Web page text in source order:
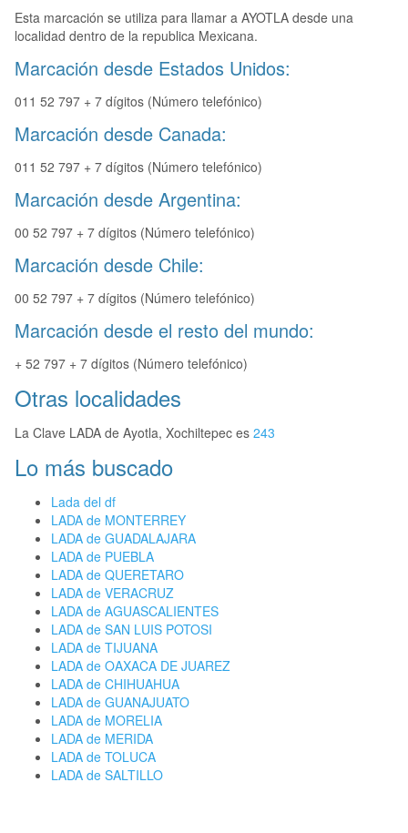
Esta marcación se utiliza para llamar a AYOTLA desde una
localidad dentro de la republica Mexicana.
Marcación desde Estados Unidos:
011 52 797 + 7 dígitos (Número telefónico)
Marcación desde Canada:
011 52 797 + 7 dígitos (Número telefónico)
Marcación desde Argentina:
00 52 797 + 7 dígitos (Número telefónico)
Marcación desde Chile:
00 52 797 + 7 dígitos (Número telefónico)
Marcación desde el resto del mundo:
+ 52 797 + 7 dígitos (Número telefónico)
Otras localidades
La Clave LADA de Ayotla, Xochiltepec es 243
Lo más buscado
Lada del df
LADA de MONTERREY
LADA de GUADALAJARA
LADA de PUEBLA
LADA de QUERETARO
LADA de VERACRUZ
LADA de AGUASCALIENTES
LADA de SAN LUIS POTOSI
LADA de TIJUANA
LADA de OAXACA DE JUAREZ
LADA de CHIHUAHUA
LADA de GUANAJUATO
LADA de MORELIA
LADA de MERIDA
LADA de TOLUCA
LADA de SALTILLO